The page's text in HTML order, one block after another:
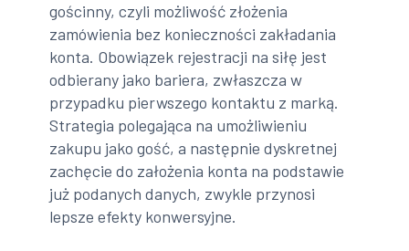
gościnny, czyli możliwość złożenia
zamówienia bez konieczności zakładania
konta. Obowiązek rejestracji na siłę jest
odbierany jako bariera, zwłaszcza w
przypadku pierwszego kontaktu z marką.
Strategia polegająca na umożliwieniu
zakupu jako gość, a następnie dyskretnej
zachęcie do założenia konta na podstawie
już podanych danych, zwykle przynosi
lepsze efekty konwersyjne.